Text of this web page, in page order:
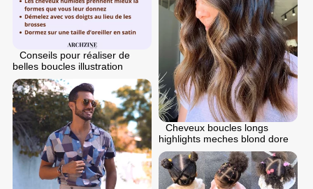
Conseils pour réaliser de
belles boucles illustration
Cheveux boucles longs
highlights meches blond dore